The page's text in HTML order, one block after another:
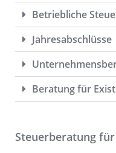
Betriebliche
Jahresabschlüsse
Beratung für
Steuerberatung